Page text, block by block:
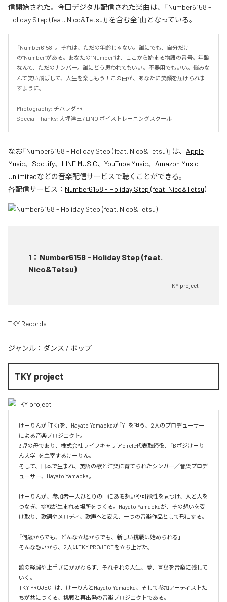
信開始された。今回デジタル配信された楽曲は、「Number6158 -
Holiday Step (feat. Nico&Tetsu)」を含む全1曲となっている。
「Number6158」。それは、ただの年齢じゃない。誰にでも、自分だけ
の“Number”がある。あなたの“Number”は、ここから始まる物語の番号。年齢
なんて、ただのナンバー。誰にどう思われてもいい。不器用でもいい。悩みな
んて笑い飛ばして、人生を楽しもう！この曲が、あなたに笑顔を届けられま
すように。
Photography: チハラダPR
Special Thanks: 大坪洋三 / LINO ボイストレーニングスクール
なお「Number6158 - Holiday Step (feat. Nico&Tetsu)」は、 Apple
Music、 Spotify、 LINE MUSIC、 YouTube Music、 Amazon Music
Unlimitedなどの音楽配信サービスで聴くことができる。
各配信サービス： Number6158 - Holiday Step (feat. Nico&Tetsu)
1 ： Number6158 - Holiday Step (feat.
Nico&Tetsu)
TKY project
TKY Records
ジャンル： ダンス / ポップ
TKY project
けーりんが「TK」を、Hayato Yamaokaが「Y」を担う、2人のプロデューサー
による音楽プロジェクト。
3児の母であり、株式会社ライフキャリアcircle代表取締役、「Bポジけーり
ん大学」を主宰するけーりん。
そして、日本で生まれ、英語の歌と洋楽に育てられたシンガー／音楽プロデ
ューサー、Hayato Yamaoka。
けーりんが、参加者一人ひとりの中にある想いや可能性を見つけ、人と人を
つなぎ、挑戦が生まれる場所をつくる。Hayato Yamaokaが、その想いを受
け取り、歌詞やメロディ、歌声へと変え、一つの音楽作品として形にする。
「何歳からでも、どんな立場からでも、新しい挑戦は始められる」
そんな想いから、2人はTKY PROJECTを立ち上げた。
歌の経験や上手さにかかわらず、それぞれの人生、夢、言葉を音楽に残して
いく。
TKY PROJECTは、けーりんとHayato Yamaoka、そして参加アーティストた
ちが共につくる、挑戦と再出発の音楽プロジェクトである。